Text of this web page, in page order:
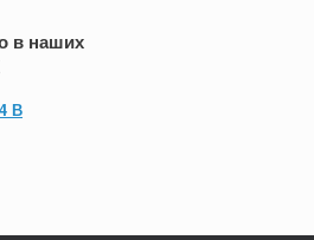
в наших
В